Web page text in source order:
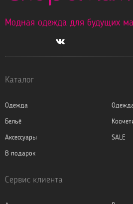
Модная одежда для будущих
Каталог
Одежда
Бельё
Аксессуары
SALE
В подарок
Сервис клиента